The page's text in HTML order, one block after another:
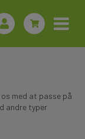
med at passe på
andre typer